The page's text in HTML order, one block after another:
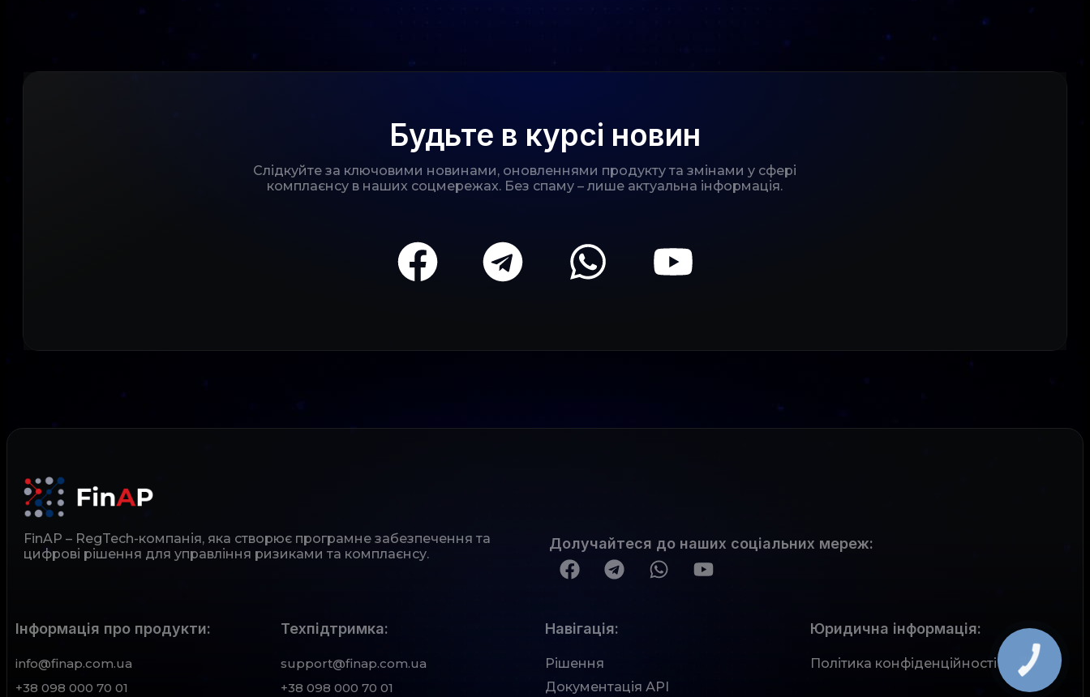
Будьте в курсі новин
Слідкуйте за ключовими новинами, оновленнями продукту та змінами у сфері
комплаєнсу в наших соцмережах. Без спаму – лише актуальна інформація.
FinAP – RegTech-компанія, яка створює програмне забезпечення та
цифрові рішення для управління ризиками та комплаєнсу.
Долучайтеся до наших соціальних мереж:
Інформація про продукти:
info@finap.com.ua
+38 098 000 70 01
Техпідтримка:
support@finap.com.ua
+38 098 000 70 01
Рішення
Документація АРІ
Навігація: Юридична інформація:
Політика конфіденційності